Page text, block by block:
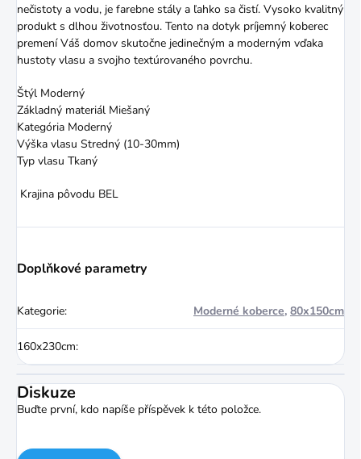
nečistoty a vodu, je farebne stály a ľahko sa čistí. Vysoko kvalitný
produkt s dlhou životnosťou. Tento na dotyk príjemný koberec
premení Váš domov skutočne jedinečným a moderným vďaka
hustoty vlasu a svojho textúrovaného povrchu.
Štýl Moderný
Základný materiál Miešaný
Kategória Moderný
Výška vlasu Stredný (10-30mm)
Typ vlasu Tkaný
Krajina pôvodu BEL
Doplňkové parametry
Kategorie: Moderné koberce, 80x150cm
160x230cm:
Diskuze
Buďte první, kdo napíše příspěvek k této položce.